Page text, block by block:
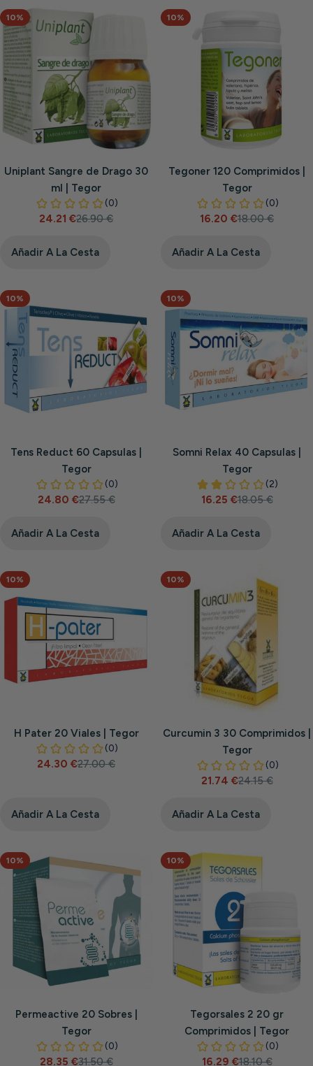
10%
Uniplant Sangre de Drago 30
ml | Tegor
Precio
venta
24.21 €Precio
26.90 €
Añadir A La Cesta
10%
Tegoner 120 Comprimidos |
Tegor
Precio
venta
16.20 €Precio
18.00 €
Añadir A La Cesta
10%
Tens Reduct 60 Capsulas |
Tegor
Precio
venta
24.80 €Precio
27.55 €
Añadir A La Cesta
10%
Somni Relax 40 Capsulas |
Tegor
Precio
venta
16.25 €Precio
18.05 €
Añadir A La Cesta
10%
H Pater 20 Viales | Tegor
Precio
24.30 €Precio
27.00 €
Añadir A La Cesta
10%
Curcumin 3 30 Comprimidos |
Tegor
Precio
venta
21.74 €Precio
24.15 €
Añadir A La Cesta
10%
Permeactive 20 Sobres |
Tegor
28.35 €31.50 €
10%
Tegorsales 2 20 gr
Comprimidos | Tegor
16.29 €18.10 €